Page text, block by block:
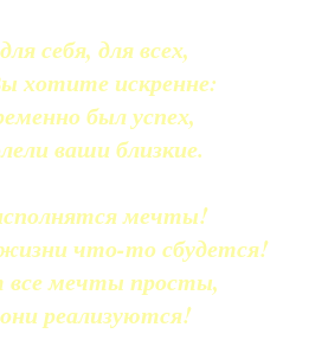
себя, для всех,
хотите искренне:
был успех,
ваши близкие.
мечты!
что-то сбудется!
все мечты просты,
реализуются!